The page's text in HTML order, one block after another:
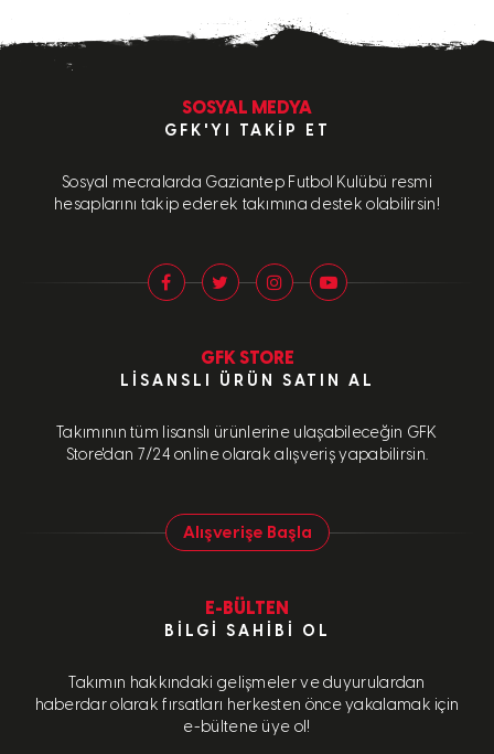
SOSYAL MEDYA
GFK'YI TAKIP ET
Sosyal mecralarda Gaziantep Futbol Kulübü resmi
hesaplarını takip ederek takımına destek olabilirsin!
GFK STORE
LISANSLI ÜRÜN SATIN AL
Takımının tüm lisanslı ürünlerine ulaşabileceğin GFK
Store'dan 7/24 online olarak alışveriş yapabilirsin.
Alışverişe Başla
E-BÜLTEN
BILGI SAHIBI OL
Takımın hakkındaki gelişmeler ve duyurulardan
haberdar olarak fırsatları herkesten önce yakalamak için
e-bültene üye ol!